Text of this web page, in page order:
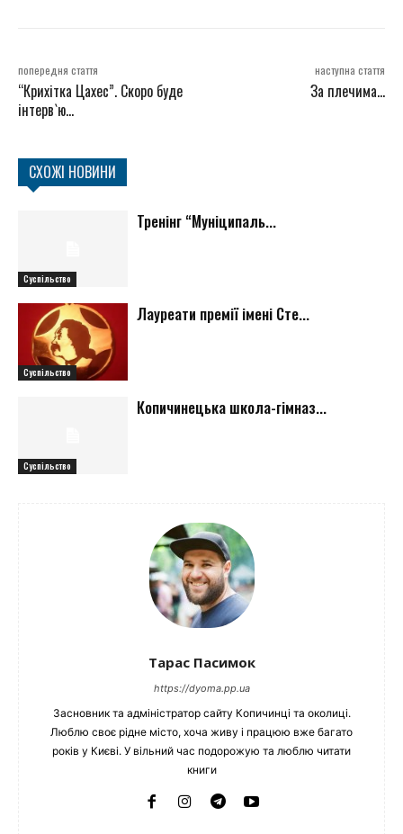
попередня стаття
“Крихітка Цахес”. Скоро буде
інтерв`ю…
наступна стаття
За плечима…
СХОЖІ НОВИНИ
Суспільство
Тренінг “Муніципаль...
Суспільство
Лауреати премії імені Сте...
Суспільство
Копичинецька школа-гімназ...
Тарас Пасимок
https://dyoma.pp.ua
Засновник та адміністратор сайту Копичинці та околиці.
Люблю своє рідне місто, хоча живу і працюю вже багато
років у Києві. У вільний час подорожую та люблю читати
книги